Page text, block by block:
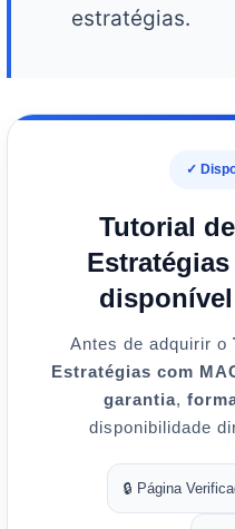
estratégias.
✓
Tutorial
Antes de adquirir o
Estratégias com
garantia,
disponibilidade
🔒 Página